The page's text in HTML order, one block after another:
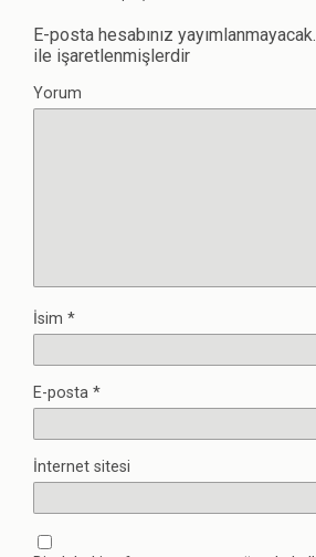
E-posta hesabınız yayımlanmayacak.
ile işaretlenmişlerdir
Yorum
İsim *
E-posta *
İnternet sitesi